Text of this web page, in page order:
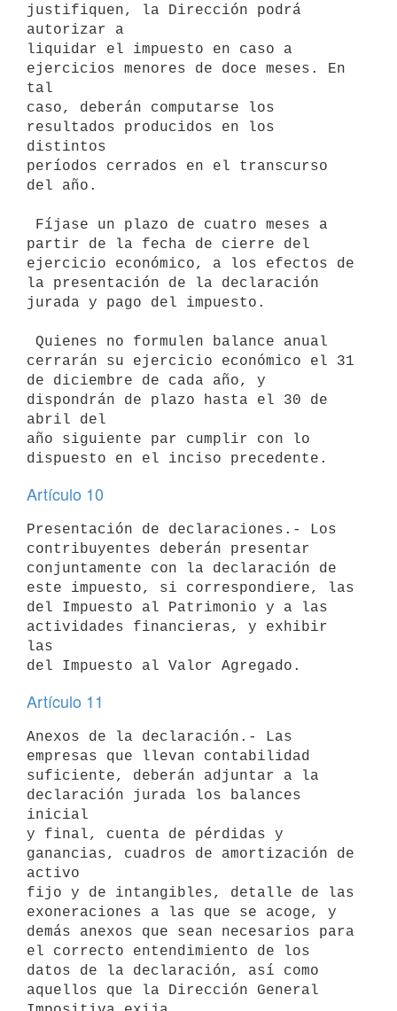
justifiquen, la Dirección podrá
autorizar a
liquidar el impuesto en caso a
ejercicios menores de doce meses. En
tal
caso, deberán computarse los
resultados producidos en los
distintos
períodos cerrados en el transcurso
del año.
partir de la fecha de cierre del
ejercicio económico, a los efectos de
la presentación de la declaración
jurada y pago del impuesto.
cerrarán su ejercicio económico el 31
de diciembre de cada año, y
dispondrán de plazo hasta el 30 de
abril del
año siguiente par cumplir con lo
Artículo 10
Presentación de declaraciones.- Los
contribuyentes deberán presentar
conjuntamente con la declaración de
este impuesto, si correspondiere, las
del Impuesto al Patrimonio y a las
actividades financieras, y exhibir
las
Artículo 11
Anexos de la declaración.- Las
empresas que llevan contabilidad
suficiente, deberán adjuntar a la
declaración jurada los balances
inicial
y final, cuenta de pérdidas y
ganancias, cuadros de amortización de
activo
fijo y de intangibles, detalle de las
exoneraciones a las que se acoge, y
demás anexos que sean necesarios para
el correcto entendimiento de los
datos de la declaración, así como
aquellos que la Dirección General